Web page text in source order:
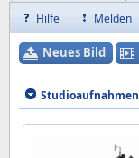
Hilfe
Melden
Neues Bild
Studioaufnahmen